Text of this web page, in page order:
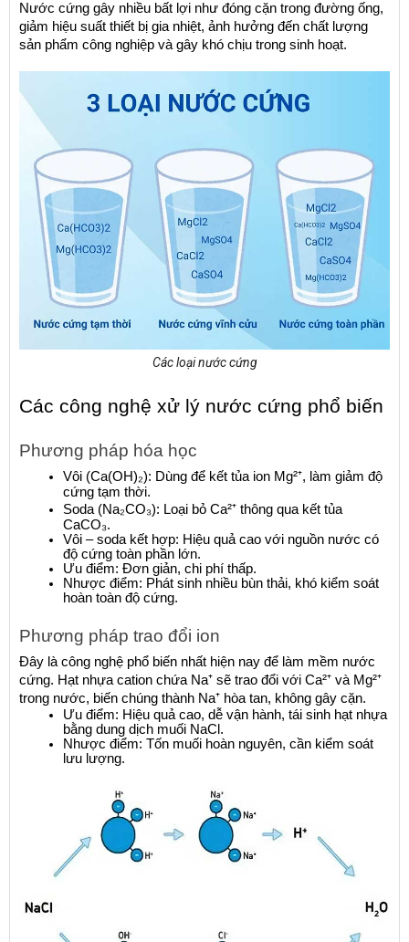
Nước cứng gây nhiều bất lợi như đóng cặn trong đường ống,
giảm hiệu suất thiết bị gia nhiệt, ảnh hưởng đến chất lượng
sản phẩm công nghiệp và gây khó chịu trong sinh hoạt.
Các loại nước cứng
Các công nghệ xử lý nước cứng phổ biến
Phương pháp hóa học
Vôi (Ca(OH)₂): Dùng để kết tủa ion Mg²⁺, làm giảm độ
cứng tạm thời.
Soda (Na₂CO₃): Loại bỏ Ca²⁺ thông qua kết tủa
CaCO₃.
Vôi – soda kết hợp: Hiệu quả cao với nguồn nước có
độ cứng toàn phần lớn.
Ưu điểm: Đơn giản, chi phí thấp.
Nhược điểm: Phát sinh nhiều bùn thải, khó kiểm soát
hoàn toàn độ cứng.
Phương pháp trao đổi ion
Đây là công nghệ phổ biến nhất hiện nay để làm mềm nước
cứng. Hạt nhựa cation chứa Na⁺ sẽ trao đổi với Ca²⁺ và Mg²⁺
trong nước, biến chúng thành Na⁺ hòa tan, không gây cặn.
Ưu điểm: Hiệu quả cao, dễ vận hành, tái sinh hạt nhựa
bằng dung dịch muối NaCl.
Nhược điểm: Tốn muối hoàn nguyên, cần kiểm soát
lưu lượng.